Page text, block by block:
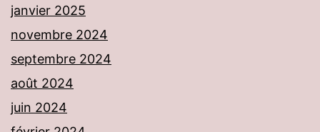
janvier 2025
novembre 2024
septembre 2024
août 2024
juin 2024